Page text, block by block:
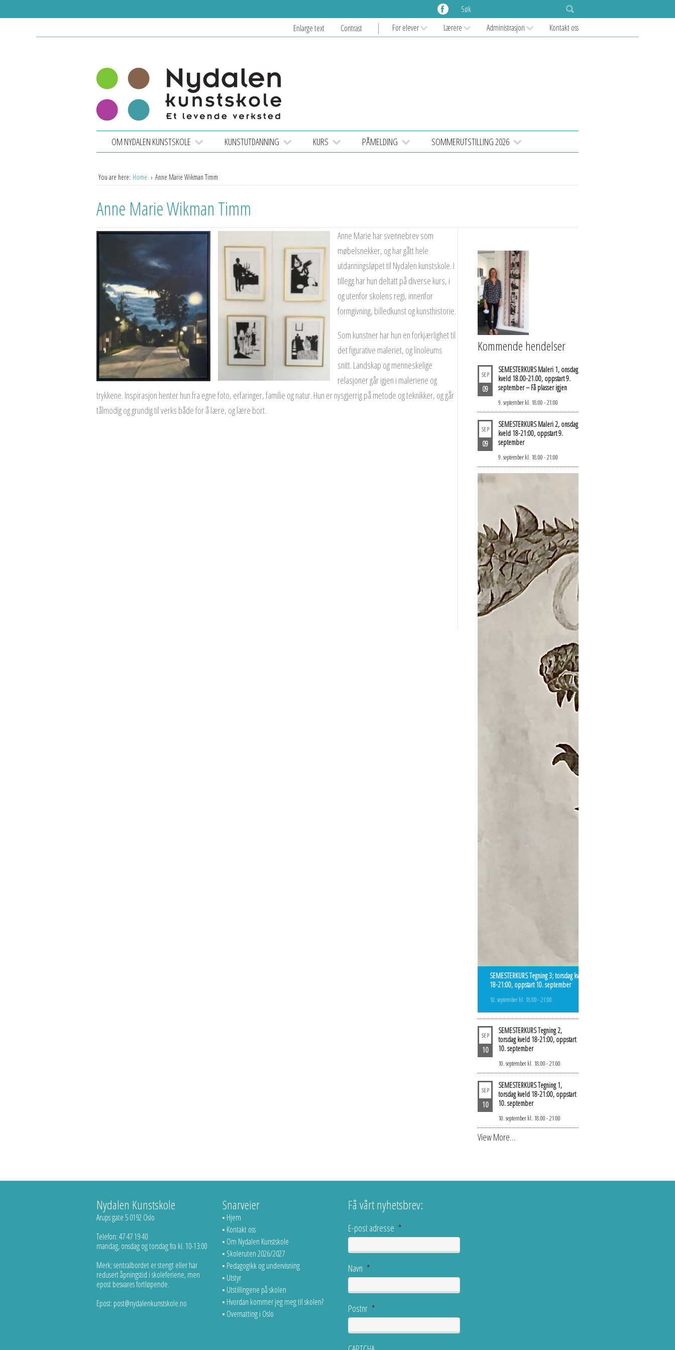
For elever Lærere Administrasjon Kontakt oss
Enlarge text Contrast
OM NYDALEN KUNSTSKOLE KUNSTUTDANNING KURS PÅMELDING SOMMERUTSTILLING 2026
Søk
You are here: Home Anne Marie Wikman Timm
Anne Marie Wikman Timm
Anne Marie har svennebrev som
møbelsnekker, og har gått hele
utdanningsløpet til Nydalen kunstskole. I
tillegg har hun deltatt på diverse kurs, i
og utenfor skolens regi, innenfor
formgivning, billedkunst og kunsthistorie.
Som kunstner har hun en forkjærlighet til
det figurative maleriet, og linoleums
snitt. Landskap og menneskelige
relasjoner går igjen i maleriene og
trykkene. Inspirasjon henter hun fra egne foto, erfaringer, familie og natur. Hun er nysgjerrig på metode og teknikker, og går
tålmodig og grundig til verks både for å lære, og lære bort.
Kommende hendelser
SEP
09
SEMESTERKURS Maleri 1, onsdag
kveld 18.00-21.00, oppstart 9.
september – Få plasser igjen
9. september kl. 18:00-21:00
SEP
09
SEMESTERKURS Maleri 2, onsdag
kveld 18-21:00, oppstart 9.
september
9. september kl. 18:00-21:00
SEMESTERKURS Tegning 3; torsdag kveld
18-21:00, oppstart 10. september
10. september kl. 18:00-21:00
SEP
10
SEMESTERKURS Tegning 2,
torsdag kveld 18-21:00, oppstart
10. september
10. september kl. 18:00-21:00
SEP
10
SEMESTERKURS Tegning 1,
torsdag kveld 18-21:00, oppstart
10. september
10. september kl. 18:00-21:00
View More…
Nydalen Kunstskole
Arups gate 5 0192 Oslo
Telefon: 47 47 19 40
mandag, onsdag og torsdag fra kl. 10-13:00
Merk; sentralbordet er stengt eller har
redusert åpningstid i skoleferiene, men
epost besvares fortløpende.
Epost: post@nydalenkunstskole.no
Snarveier
Hjem
Kontakt oss
Om Nydalen Kunstskole
Skoleruten 2026/2027
Pedagogikk og undervisning
Utstyr
Utstillingene på skolen
Hvordan kommer jeg meg til skolen?
Overnatting i Oslo
Få vårt nyhetsbrev:
E-post adresse *
Navn *
Postnr *